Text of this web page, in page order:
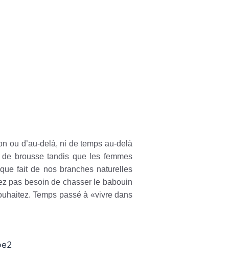
ou d’au-delà, ni de temps au-delà
brousse tandis que les femmes
fait de nos branches naturelles
pas besoin de chasser le babouin
Temps passé à «vivre dans